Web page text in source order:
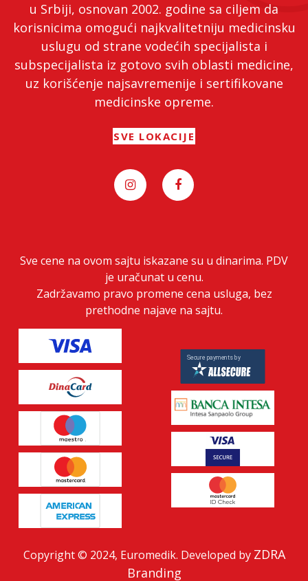
u Srbiji, osnovan 2002. godine sa ciljem da
korisnicima omogući najkvalitetniju medicinsku
uslugu od strane vodećih specijalista i
subspecijalista iz gotovo svih oblasti medicine,
uz korišćenje najsavremenije i sertifikovane
medicinske opreme.
SVE LOKACIJE
Sve cene na ovom sajtu iskazane su u dinarima. PDV
je uračunat u cenu.
Zadržavamo pravo promene cena usluga, bez
prethodne najave na sajtu.
Copyright © 2024, Euromedik. Developed by ZDRA
Branding